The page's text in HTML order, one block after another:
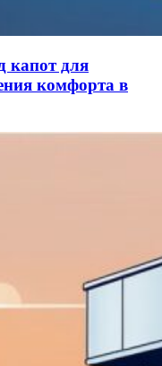
капот для
комфорта в